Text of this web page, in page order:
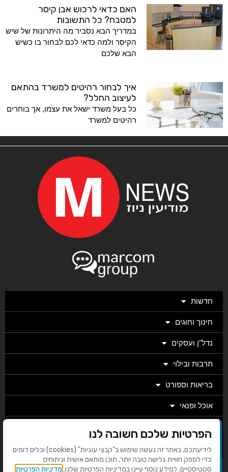
האם כדאי לרכוש אבן קיסר
למטבח? כל התשובות
במדריך הבא נסביר מה היתרונות של שיש
הקיסר ולמה כדאי לכם לבחור בו כשיש
הבא שלכם
איך לבחור רהיטים למשרד בהתאם
לעיצוב החלל?
כל בעל משרד ישאל את עצמו, אך בוחרים
רהיטים למשרד
חדשות
חינוך וחוגים
נדל"ן ועסקים
תרבות ובילוי
בריאות וספורט
אוכל ופנאי
מערכת
הפרטיות שלכם חשובה לנו
לידיעתכם, באתר זה נעשה שימוש ב"קבצי עוגיות" (cookies) וכלים דומים
כדי לספק חוויית גלישה טובה יותר, תוכן מותאם אישית וניתוחים
סטטיסטיים. למידע נוסף עיינו במדיניות הפרטיות שלנו. מדיניות הפרטיות